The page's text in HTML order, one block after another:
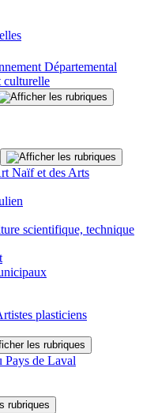
Départemental
culturelle
Naïf et des Arts
scientifique, technique
plasticiens
Pays de Laval